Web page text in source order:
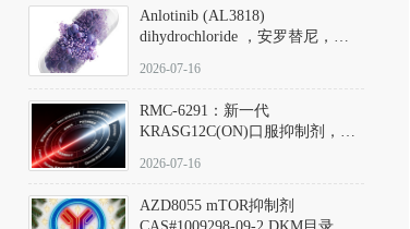
Anlotinib (AL3818)
dihydrochloride ，安罗替尼，
Hydrochloride实验方法步骤SOP
2026-07-16
RMC-6291：新一代
KRASG12C(ON)口服抑制剂，
(Elironrasib)CAS#2641998-63-0
2026-07-16
AZD8055 mTOR抑制剂